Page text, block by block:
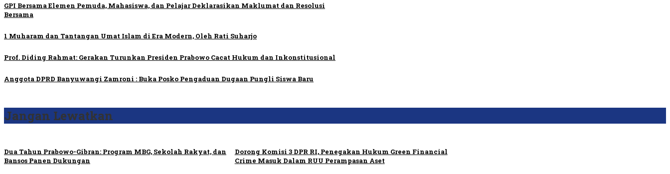
GPI Bersama Elemen Pemuda, Mahasiswa, dan Pelajar Deklarasikan Maklumat dan Resolusi
Bersama
1 Muharam dan Tantangan Umat Islam di Era Modern, Oleh Rati Suharjo
Prof. Diding Rahmat: Gerakan Turunkan Presiden Prabowo Cacat Hukum dan Inkonstitusional
Anggota DPRD Banyuwangi Zamroni : Buka Posko Pengaduan Dugaan Pungli Siswa Baru
Jangan Lewatkan
Dua Tahun Prabowo-Gibran: Program MBG, Sekolah Rakyat, dan
Bansos Panen Dukungan
Dorong Komisi 3 DPR RI, Penegakan Hukum Green Financial
Crime Masuk Dalam RUU Perampasan Aset